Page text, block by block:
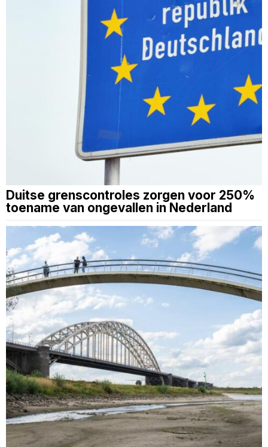
Duitse grenscontroles zorgen voor 250%
toename van ongevallen in Nederland